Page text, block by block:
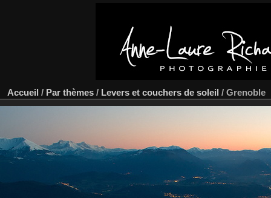
Accueil / Par thèmes / Levers et couchers de soleil / Grenoble